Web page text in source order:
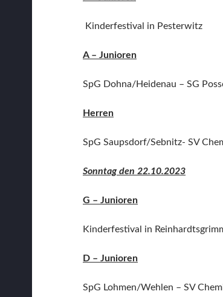
Kinderfestival in Pesterwitz
A – Junioren
SpG Dohna/Heidenau – SG
Herren
SpG Saupsdorf/Sebnitz- SV
Sonntag den 22.10.2023
G – Junioren
Kinderfestival in
D – Junioren
SpG Lohmen/Wehlen – SV